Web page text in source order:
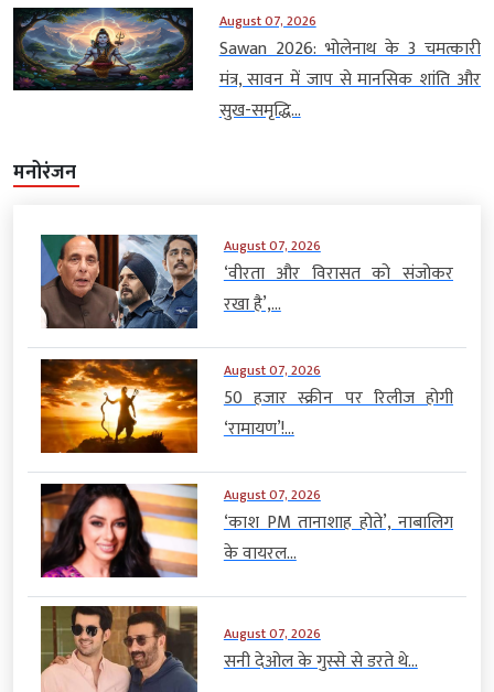
August 07, 2026
Sawan 2026: भोलेनाथ के 3 चमत्कारी
मंत्र, सावन में जाप से मानसिक शांति और
सुख-समृद्धि...
मनोरंजन
August 07, 2026
‘वीरता और विरासत को संजोकर
रखा है’,...
August 07, 2026
50 हजार स्क्रीन पर रिलीज होगी
‘रामायण’!...
August 07, 2026
‘काश PM तानाशाह होते’, नाबालिग
के वायरल...
August 07, 2026
सनी देओल के गुस्से से डरते थे...